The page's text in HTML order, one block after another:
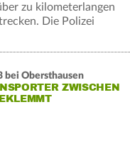
zu kilometerlangen
Die Polizei
bei Obersthausen
ZWISCHEN